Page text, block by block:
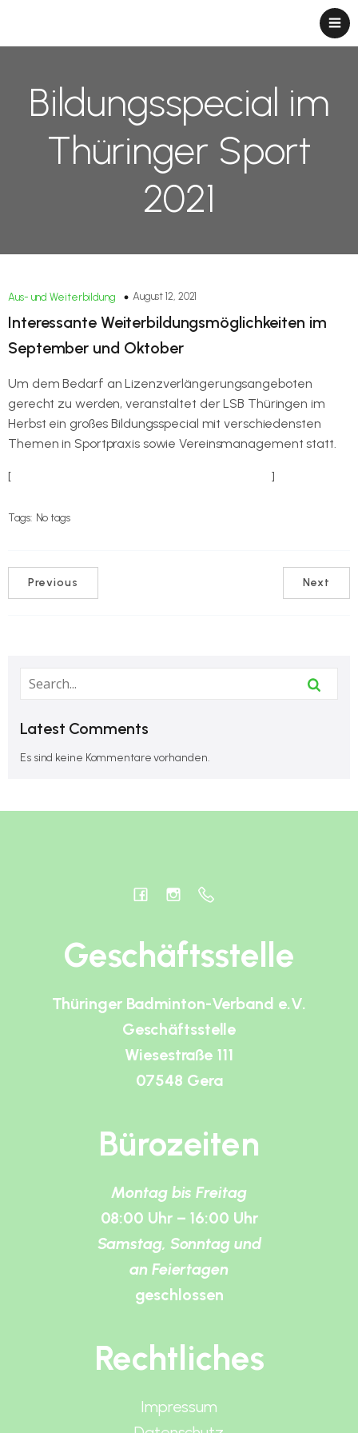
Bildungsspecial im
Thüringer Sport
2021
Aus- und Weiterbildung August 12, 2021
Interessante Weiterbildungsmöglichkeiten im
September und Oktober
Um dem Bedarf an Lizenzver­längerungsangeboten
gerecht zu werden, veranstaltet der LSB Thüringen im
Herbst ein großes Bildungsspecial mit verschiedens­ten
Themen in Sportpraxis sowie Vereinsmanage­ment statt.
[… weitere Informationen beim LSB Thüringen ]
Tags: No tags
Previous Next
Latest Comments
Es sind keine Kommentare vorhanden.
Geschäftsstelle
Thüringer Badminton-Verband e.V.
Geschäftsstelle
Wiesestraße 111
07548 Gera
Bürozeiten
Montag bis Freitag
08:00 Uhr – 16:00 Uhr
Samstag, Sonntag und
an Feiertagen
geschlossen
Rechtliches
Impressum